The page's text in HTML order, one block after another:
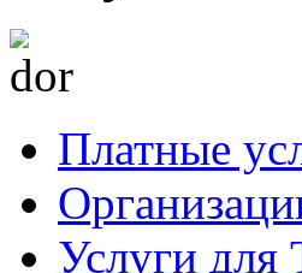
Платные
Услуги